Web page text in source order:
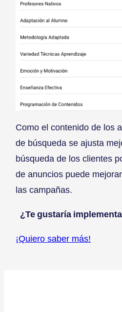
Como el contenido de los
de búsqueda se ajusta
búsqueda de los clientes
de anuncios puede
las campañas.
¿Te gustaría
¡Quiero saber más!